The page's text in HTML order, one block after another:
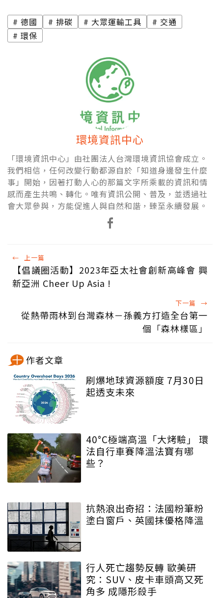
德國 排碳 大眾運輸工具
交通
環保
環境資訊中心
「環境資訊中心」由社團法人台灣環境資訊協會成立。
我們相信，任何改變行動都源自於「知道身邊發生什麼
事」開始，因著打動人心的那篇文字所乘載的資訊和情
感而產生共鳴、轉化。唯有資訊公開、普及，並透過社
會大眾參與，方能促進人與自然和諧，臻至永續發展。
← 上一篇
【倡議圈活動】2023年亞太社會創新高峰會 興
新亞洲 Cheer Up Asia !
下一篇 →
從熱帶雨林到台灣森林－孫義方打造全台第一
個「森林樣區」
作者文章
刷爆地球資源額度 7月30日
起透支未來
40°C極端高溫「大烤驗」 環
法自行車賽降溫法寶有哪
些？
抗熱浪出奇招：法國粉筆粉
塗白窗戶、英國抹優格降溫
行人死亡趨勢反轉 歐美研
究：SUV、皮卡車頭高又死
角多 成隱形殺手